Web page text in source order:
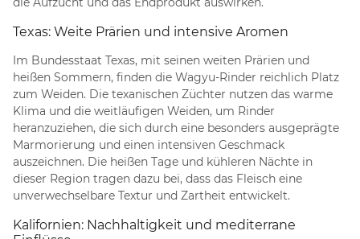
Texas: Weite Prärien und intensive Aromen
Im Bundesstaat Texas, mit seinen weiten Prärien und
heißen Sommern, finden die Wagyu-Rinder reichlich Platz
zum Weiden. Die texanischen Züchter nutzen das warme
Klima und die weitläufigen Weiden, um Rinder
heranzuziehen, die sich durch eine besonders ausgeprägte
Marmorierung und einen intensiven Geschmack
auszeichnen. Die heißen Tage und kühleren Nächte in
dieser Region tragen dazu bei, dass das Fleisch eine
unverwechselbare Textur und Zartheit entwickelt.
Kalifornien: Nachhaltigkeit und mediterrane